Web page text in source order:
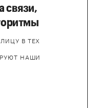
связи,
В ТЕХ
НАШИ